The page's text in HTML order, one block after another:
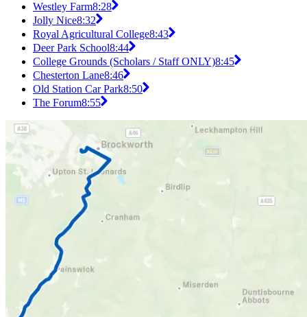
Westley Farm8:28
Jolly Nice8:32
Royal Agricultural College8:43
Deer Park School8:44
College Grounds (Scholars / Staff ONLY)8:45
Chesterton Lane8:46
Old Station Car Park8:50
The Forum8:55